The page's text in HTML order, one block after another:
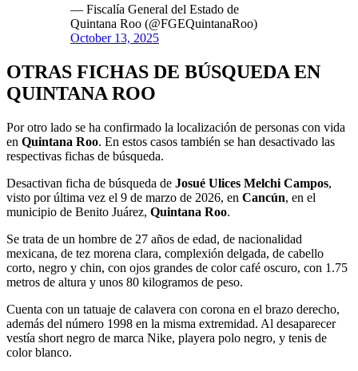
— Fiscalía General del Estado de
Quintana Roo (@FGEQuintanaRoo)
October 13, 2025
OTRAS FICHAS DE BÚSQUEDA EN
QUINTANA ROO
Por otro lado se ha confirmado la localización de personas con vida
en Quintana Roo. En estos casos también se han desactivado las
respectivas fichas de búsqueda.
Desactivan ficha de búsqueda de Josué Ulices Melchi Campos,
visto por última vez el 9 de marzo de 2026, en Cancún, en el
municipio de Benito Juárez, Quintana Roo.
Se trata de un hombre de 27 años de edad, de nacionalidad
mexicana, de tez morena clara, complexión delgada, de cabello
corto, negro y chin, con ojos grandes de color café oscuro, con 1.75
metros de altura y unos 80 kilogramos de peso.
Cuenta con un tatuaje de calavera con corona en el brazo derecho,
además del número 1998 en la misma extremidad. Al desaparecer
vestía short negro de marca Nike, playera polo negro, y tenis de
color blanco.